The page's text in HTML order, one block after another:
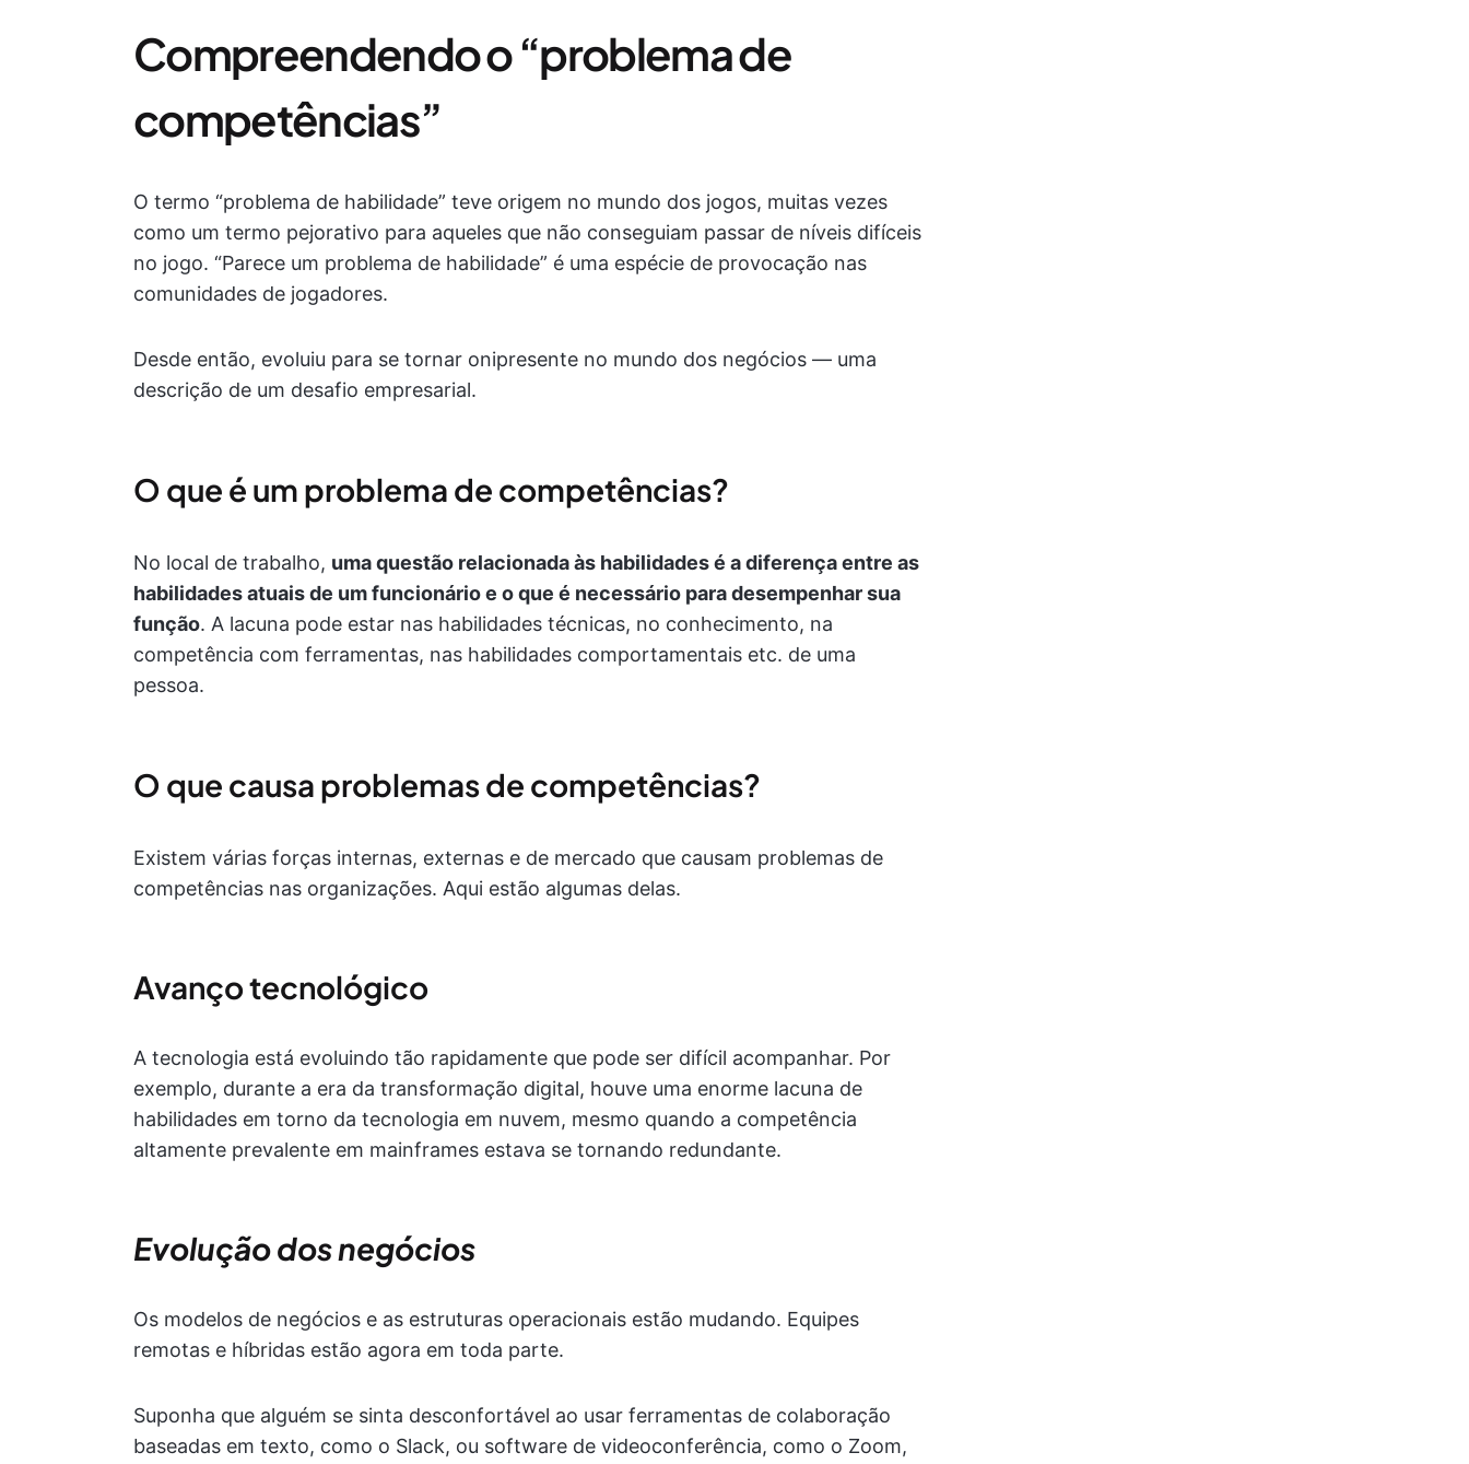
Compreendendo o “problema de
competências”
O termo “problema de habilidade” teve origem no mundo dos jogos, muitas vezes
como um termo pejorativo para aqueles que não conseguiam passar de níveis difíceis
no jogo. “Parece um problema de habilidade” é uma espécie de provocação nas
comunidades de jogadores.
Desde então, evoluiu para se tornar onipresente no mundo dos negócios — uma
descrição de um desafio empresarial.
O que é um problema de competências?
No local de trabalho, uma questão relacionada às habilidades é a diferença entre as
habilidades atuais de um funcionário e o que é necessário para desempenhar sua
função. A lacuna pode estar nas habilidades técnicas, no conhecimento, na
competência com ferramentas, nas habilidades comportamentais etc. de uma
pessoa.
O que causa problemas de competências?
Existem várias forças internas, externas e de mercado que causam problemas de
competências nas organizações. Aqui estão algumas delas.
Avanço tecnológico
A tecnologia está evoluindo tão rapidamente que pode ser difícil acompanhar. Por
exemplo, durante a era da transformação digital, houve uma enorme lacuna de
habilidades em torno da tecnologia em nuvem, mesmo quando a competência
altamente prevalente em mainframes estava se tornando redundante.
Evolução dos negócios
Os modelos de negócios e as estruturas operacionais estão mudando. Equipes
remotas e híbridas estão agora em toda parte.
Suponha que alguém se sinta desconfortável ao usar ferramentas de colaboração
baseadas em texto, como o Slack, ou software de videoconferência, como o Zoom,